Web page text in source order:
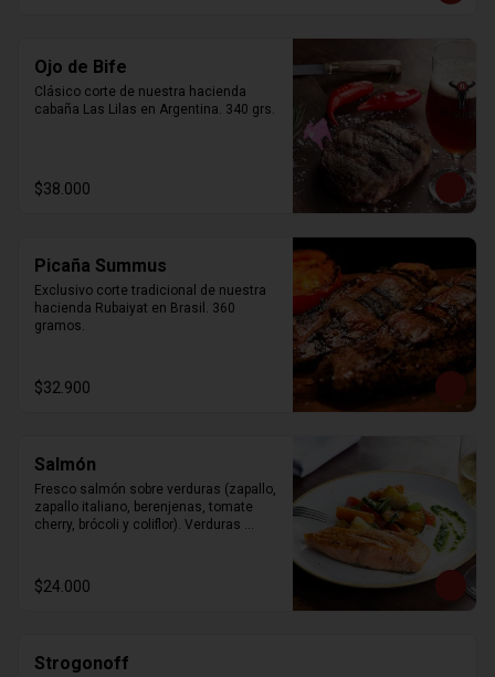
Ojo de Bife
Clásico corte de nuestra hacienda
cabaña Las Lilas en Argentina. 340 grs.
$38.000
Picaña Summus
Exclusivo corte tradicional de nuestra
hacienda Rubaiyat en Brasil. 360
gramos.
$32.900
Salmón
Fresco salmón sobre verduras (zapallo,
zapallo italiano, berenjenas, tomate
cherry, brócoli y coliflor). Verduras
$24.000
Strogonoff